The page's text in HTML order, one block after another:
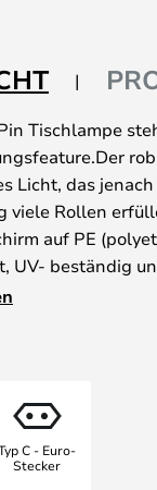
Tischlampe
Licht, das
viele Rollen
auf PE
UV- beständig
privaten als
C - Euro-
Stecker